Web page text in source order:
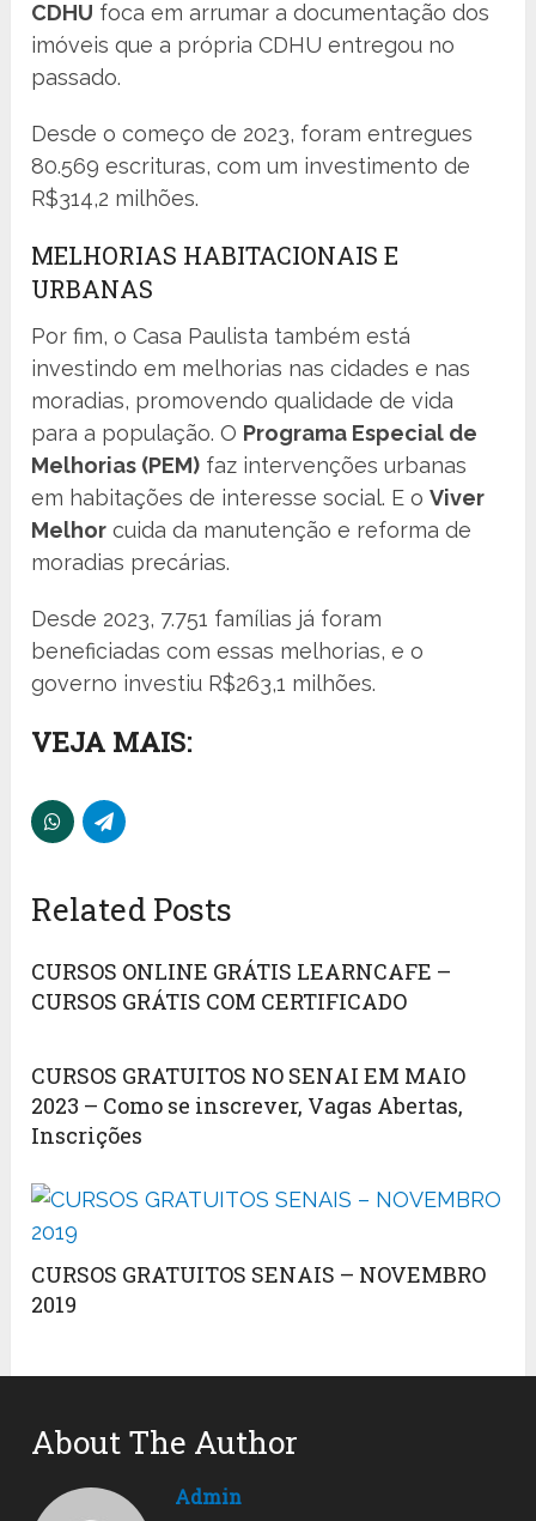
CDHU foca em arrumar a documentação dos
imóveis que a própria CDHU entregou no
passado.
Desde o começo de 2023, foram entregues
80.569 escrituras, com um investimento de
R$314,2 milhões.
MELHORIAS HABITACIONAIS E
URBANAS
Por fim, o Casa Paulista também está
investindo em melhorias nas cidades e nas
moradias, promovendo qualidade de vida
para a população. O Programa Especial de
Melhorias (PEM) faz intervenções urbanas
em habitações de interesse social. E oViver
Melhor cuida da manutenção e reforma de
moradias precárias.
Desde 2023, 7.751 famílias já foram
beneficiadas com essas melhorias, e o
governo investiu R$263,1 milhões.
VEJA MAIS:
Related Posts
CURSOS ONLINE GRÁTIS LEARNCAFE –
CURSOS GRÁTIS COM CERTIFICADO
CURSOS GRATUITOS NO SENAI EM MAIO
2023 – Como se inscrever, Vagas Abertas,
Inscrições
CURSOS GRATUITOS SENAIS – NOVEMBRO
2019
About The Author
Admin